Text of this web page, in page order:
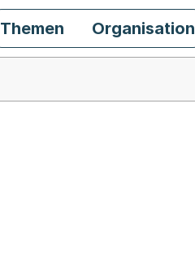
Themen Organisation